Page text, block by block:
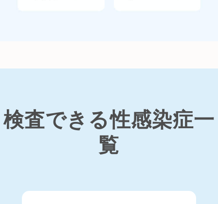
検査できる性感染症一
覧